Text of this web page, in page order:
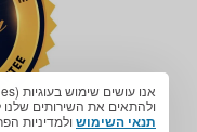
ולהתאים את השירותים
תנאי השימוש ולמדיניות